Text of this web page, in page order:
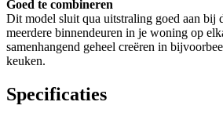
Goed te combineren
Dit model sluit qua uitstraling goed aan bij
meerdere binnendeuren in je woning op
samenhangend geheel creëren in
keuken.
Specificaties